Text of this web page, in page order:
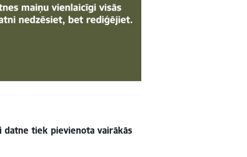
datne tiek pievienota vairākās